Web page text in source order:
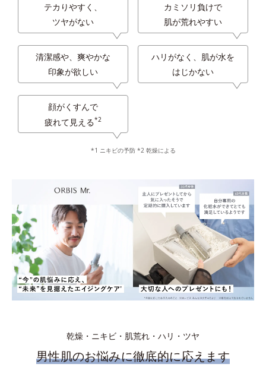
テカりやすく、
ツヤがない
カミソリ負けで
肌が荒れやすい
清潔感や、爽やかな
印象が欲しい
ハリがなく、肌が水を
はじかない
顔がくすんで
疲れて見える*2
*1 ニキビの予防 *2 乾燥による
乾燥・ニキビ・肌荒れ・ハリ・ツヤ
男性肌のお悩みに徹底的に応えます